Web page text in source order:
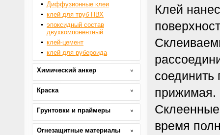
Клей
соединить
прижимая.
Склеенные
время
Диффузионные клеи
клей для труб ПВХ
эпоксидный состав
двухкомпонентный
клей-цемент
клей для рубероида
Химический анкер
Краска
Грунтовки и праймеры
Огнезащитные материалы